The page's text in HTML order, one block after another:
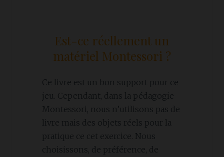
Est-ce réellement un
matériel Montessori ?
Ce livre est un bon support pour ce
jeu. Cependant, dans la pédagogie
Montessori, nous n’utilisons pas de
livre mais des objets réels pour la
pratique ce cet exercice. Nous
choisissons, de préférence, de